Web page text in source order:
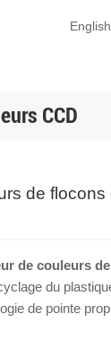
English
CCD
de
de couleurs
du
de pointe